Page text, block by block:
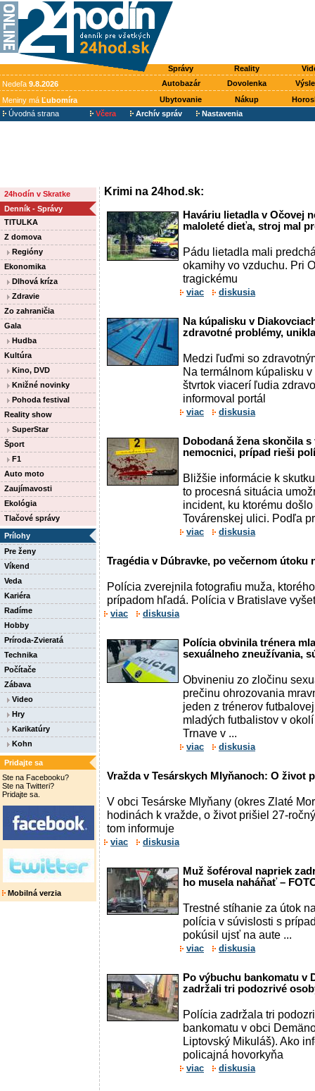
Správy Reality
Nedeľa 9.8.2026 Autobazár Dovolenka
Meniny má Ľubomíra Ubytovanie Nákup
Úvodná strana
Včera Archív správ Nastavenia
24hodín v Skratke
Denník - Správy
TITULKA
Z domova
Regióny
Ekonomika
Dlhová kríza
Zdravie
Zo zahraničia
Gala
Hudba
Kultúra
Kino, DVD
Knižné novinky
Pohoda festival
Reality show
SuperStar
Šport
F1
Auto moto
Zaujímavosti
Ekológia
Tlačové správy
Prílohy
Pre ženy
Víkend
Veda
Kariéra
Radíme
Hobby
Príroda-Zvieratá
Technika
Počítače
Zábava
Video
Hry
Karikatúry
Kohn
Pridajte sa
Ste na Facebooku?
Ste na Twitteri?
Pridajte sa.
Mobilná verzia
Krimi na 24hod.sk:
Haváriu lietadla v Očovej
maloleté dieťa, stroj mal
Pádu lietadla mali
okamihy vo vzduchu. Pri
tragickému
viac diskusia
Na kúpalisku v
zdravotné problémy,
Medzi ľuďmi so
Na termálnom kúpalisku
štvrtok viacerí ľudia
informoval portál
viac diskusia
Dobodaná žena skončila
nemocnici, prípad rieši
Bližšie informácie k
to procesná situácia
incident, ku ktorému
Továrenskej ulici. Podľa
viac diskusia
Tragédia v Dúbravke, po večernom útoku
Polícia zverejnila fotografiu muža,
prípadom hľadá. Polícia v Bratislave
viac diskusia
Polícia obvinila trénera
sexuálneho zneužívania,
Obvineniu zo zločinu
prečinu ohrozovania
jeden z trénerov
mladých futbalistov v
Trnave v ...
viac diskusia
Vražda v Tesárskych Mlyňanoch: O život
V obci Tesárske Mlyňany (okres Zlaté
hodinách k vražde, o život prišiel 27-
tom informuje
viac diskusia
Muž šoféroval napriek
ho musela naháňať –
Trestné stíhanie za útok
polícia v súvislosti s
pokúsil ujsť na aute ...
viac diskusia
Po výbuchu bankomatu v
zadržali tri podozrivé
Polícia zadržala tri
bankomatu v obci
Liptovský Mikuláš). Ako
policajná hovorkyňa
viac diskusia